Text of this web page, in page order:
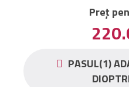
PASUL(1)
Preț